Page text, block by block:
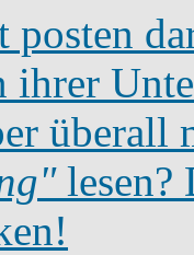
posten
ihrer
überall
lesen?